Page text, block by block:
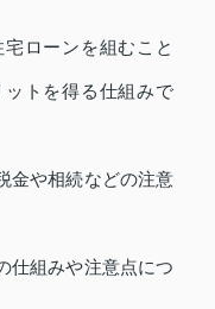
ローンを組むこと
トを得る仕組みで
金や相続などの注意
仕組みや注意点につ